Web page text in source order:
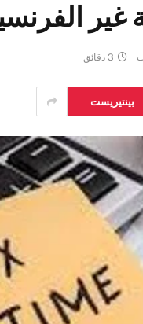
3 دقائق
بينتيريست